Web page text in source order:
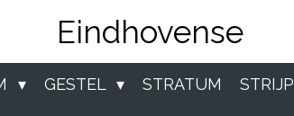
Eindhovense
GESTEL STRATUM STRIJP